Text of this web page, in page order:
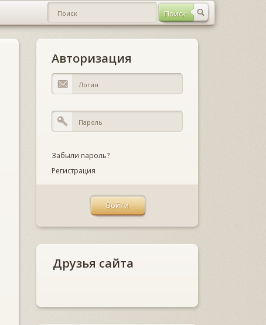
Авторизация
Забыли пароль?
Регистрация
Друзья сайта